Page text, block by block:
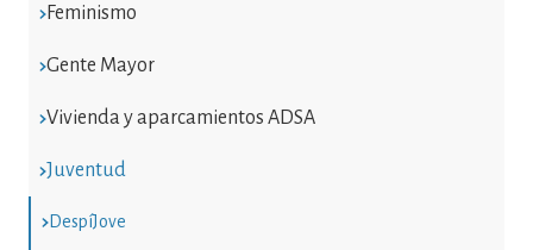
Feminismo
Gente Mayor
Vivienda y aparcamientos ADSA
Juventud
DespíJove